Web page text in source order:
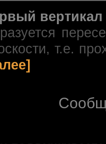
вертикал
т.е.